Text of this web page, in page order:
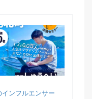
ンフルエンサー